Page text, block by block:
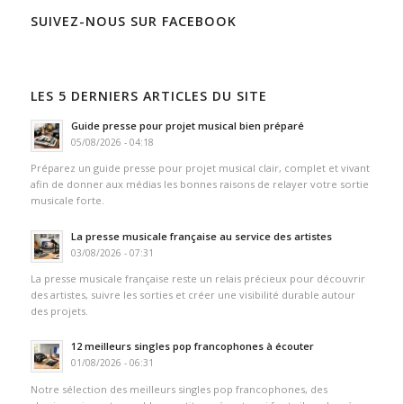
SUIVEZ-NOUS SUR FACEBOOK
LES 5 DERNIERS ARTICLES DU SITE
Guide presse pour projet musical bien préparé
05/08/2026 - 04:18
Préparez un guide presse pour projet musical clair, complet et vivant
afin de donner aux médias les bonnes raisons de relayer votre sortie
musicale forte.
La presse musicale française au service des artistes
03/08/2026 - 07:31
La presse musicale française reste un relais précieux pour découvrir
des artistes, suivre les sorties et créer une visibilité durable autour
des projets.
12 meilleurs singles pop francophones à écouter
01/08/2026 - 06:31
Notre sélection des meilleurs singles pop francophones, des